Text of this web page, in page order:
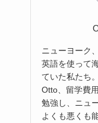
ニューヨーク
英語を使って
ていた私たち
Otto、留学費
勉強し、ニュ
よくも悪くも